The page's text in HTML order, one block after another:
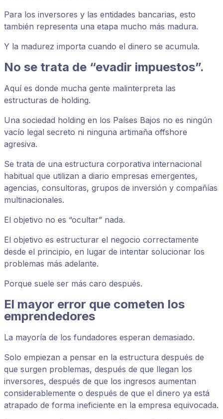
Para los inversores y las entidades bancarias, esto
también representa una etapa mucho más madura.
Y la madurez importa cuando el dinero se acumula.
No se trata de “evadir impuestos”.
Aquí es donde mucha gente malinterpreta las
estructuras de holding.
Una sociedad holding en los Países Bajos no es ningún
vacío legal secreto ni ninguna artimaña offshore
agresiva.
Se trata de una estructura corporativa internacional
habitual que utilizan a diario empresas emergentes,
agencias, consultoras, grupos de inversión y compañías
multinacionales.
El objetivo no es “ocultar” nada.
El objetivo es estructurar el negocio correctamente
desde el principio, en lugar de intentar solucionar los
problemas más adelante.
Porque suele ser más caro después.
El mayor error que cometen los
emprendedores
La mayoría de los fundadores esperan demasiado.
Solo empiezan a pensar en la estructura después de
que surgen problemas, después de que llegan los
inversores, después de que los ingresos aumentan
considerablemente o después de que el dinero ya está
atrapado de forma ineficiente en la empresa equivocada.